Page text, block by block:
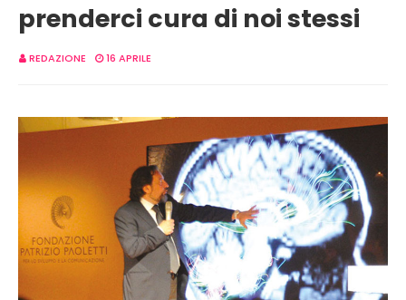
prenderci cura di noi stessi
REDAZIONE 16 APRILE